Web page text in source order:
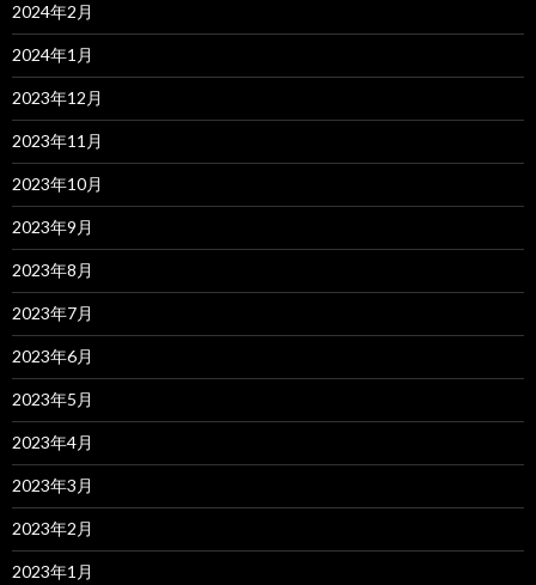
2024年2月
2024年1月
2023年12月
2023年11月
2023年10月
2023年9月
2023年8月
2023年7月
2023年6月
2023年5月
2023年4月
2023年3月
2023年2月
2023年1月